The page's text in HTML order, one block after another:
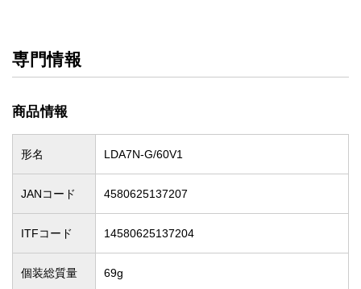
専門情報
商品情報
形名 LDA7N-G/60V1
JANコード 4580625137207
ITFコード 14580625137204
個装総質量 69g